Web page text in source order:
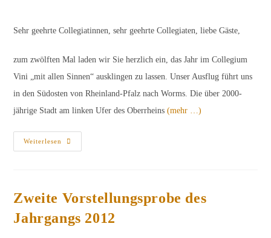
Sehr geehrte Collegiatinnen, sehr geehrte Collegiaten, liebe Gäste,
zum zwölften Mal laden wir Sie herzlich ein, das Jahr im Collegium
Vini „mit allen Sinnen“ ausklingen zu lassen. Unser Ausflug führt uns
in den Südosten von Rheinland-Pfalz nach Worms. Die über 2000-
jährige Stadt am linken Ufer des Oberrheins(mehr …)
Weiterlesen
Einladung
„Mit
Ausklang
Des
Am
7.
Zweite Vorstellungsprobe des
Jahrgangs 2012